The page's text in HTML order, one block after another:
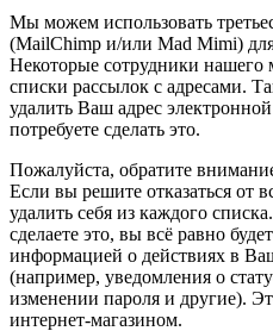
Мы можем использовать
(MailChimp и/или Mad Mimi)
Некоторые сотрудники нашего
списки рассылок с адресами.
удалить Ваш адрес
потребуете сделать это.
Пожалуйста, обратите
Если вы решите отказаться от
удалить себя из каждого
сделаете это, вы всё равно
информацией о действиях в
(например, уведомления о
изменении пароля и другие).
интернет-магазином.